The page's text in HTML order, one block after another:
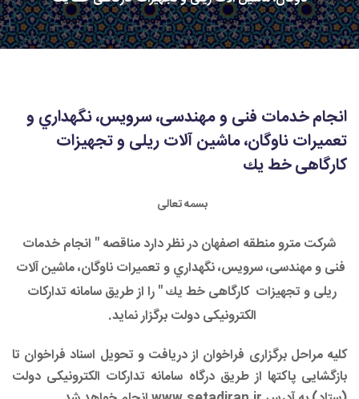
انجام خدمات ​فنی و مهندسی، سرويس، نگهداري و
تعميرات ناوگان، ماشین آلات ریلی و تجهیزات ​
کارگاهی خط يك
بسمه تعالی
شرکت مترو منطقه اصفهان در نظر دارد مناقصه " انجام خدمات
فنی و مهندسی، سرويس، نگهداري و تعميرات ناوگان، ماشین آلات
ریلی و تجهیزات کارگاهی خط يك " را از طریق سامانه تدارکات
الکترونیکی دولت برگزار نماید.
کلیه مراحل برگزاری فراخوان از دریافت و تحویل اسناد فراخوان تا
بازگشایی پاکت­ها از طریق درگاه سامانه تدارکات الکترونیکی دولت